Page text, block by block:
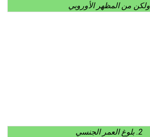
ولكن من المظهر الأوروبي
2. بلوغ العمر الجنسي